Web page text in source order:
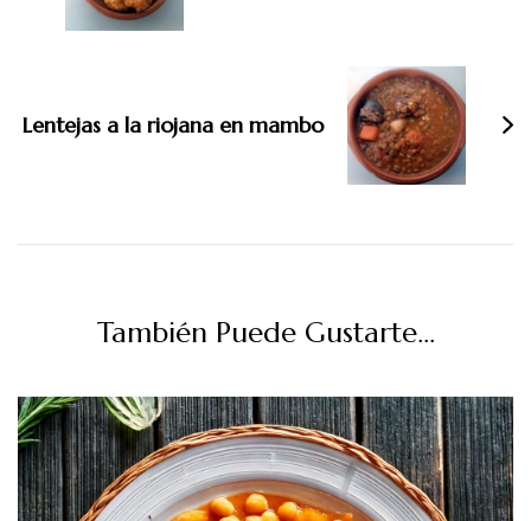
Lentejas a la riojana en mambo
También Puede Gustarte...